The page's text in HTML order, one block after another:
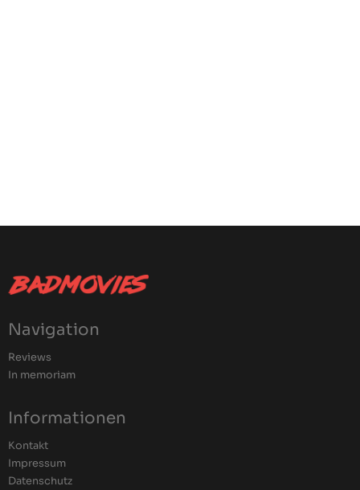
Navigation
Reviews
In memoriam
Informationen
Kontakt
Impressum
Datenschutz